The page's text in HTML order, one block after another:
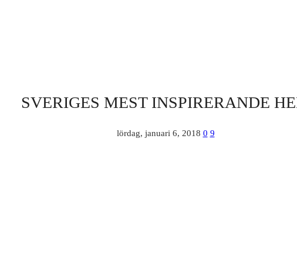
SVERIGES MEST INSPIRERANDE
lördag, januari 6, 2018 0 9